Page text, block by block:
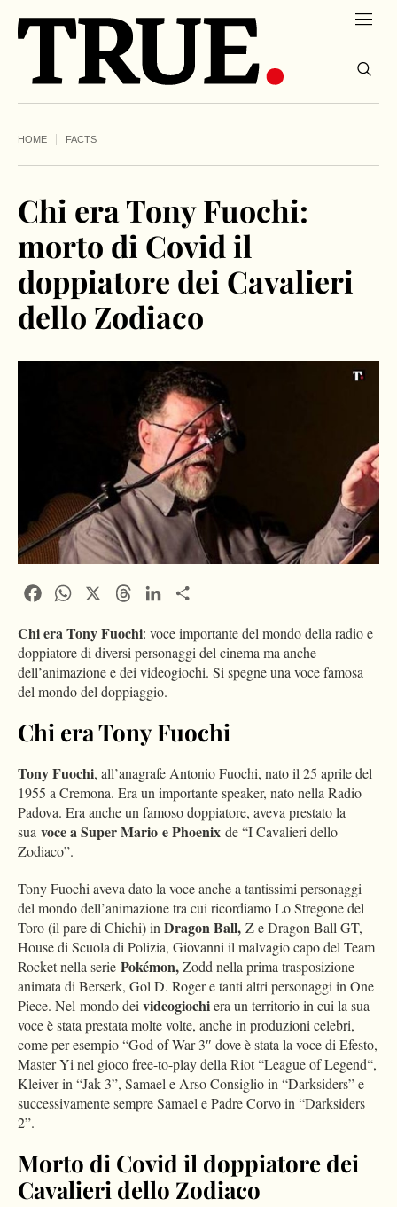
HOME FACTS
Chi era Tony Fuochi:
morto di Covid il
doppiatore dei Cavalieri
dello Zodiaco
FacebookWhatsApp ThreadsLinkedIn
Chi era Tony Fuochi: voce importante del mondo della radio e
doppiatore di diversi personaggi del cinema ma anche
dell’animazione e dei videogiochi. Si spegne una voce famosa
del mondo del doppiaggio.
Chi era Tony Fuochi
Tony Fuochi, all’anagrafe Antonio Fuochi, nato il 25 aprile del
1955 a Cremona. Era un importante speaker, nato nella Radio
Padova. Era anche un famoso doppiatore, aveva prestato la
sua voce a Super Mario e Phoenix de “I Cavalieri dello
Zodiaco”.
Tony Fuochi aveva dato la voce anche a tantissimi personaggi
del mondo dell’animazione tra cui ricordiamo Lo Stregone del
Toro (il pare di Chichi) inDragon Ball, Z e Dragon Ball GT,
House di Scuola di Polizia, Giovanni il malvagio capo del Team
Rocket nella serie Pokémon,Zodd nella prima trasposizione
animata di Berserk, Gol D. Roger e tanti altri personaggi in One
Piece. Nel mondo deivideogiochiera un territorio in cui la sua
voce è stata prestata molte volte, anche in produzioni celebri,
come per esempio “God of War 3″ dove è stata la voce di Efesto,
Master Yi nel gioco free-to-play della Riot “League of Legend“,
Kleiver in “Jak 3”, Samael e Arso Consiglio in “Darksiders” e
successivamente sempre Samael e Padre Corvo in “Darksiders
2”.
Morto di Covid il doppiatore dei
Cavalieri dello Zodiaco